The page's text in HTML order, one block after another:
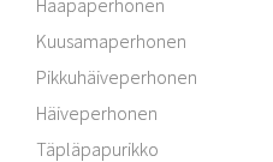
Haapaperhonen
Kuusamaperhonen
Pikkuhäiveperhonen
Häiveperhonen
Täpläpapurikko